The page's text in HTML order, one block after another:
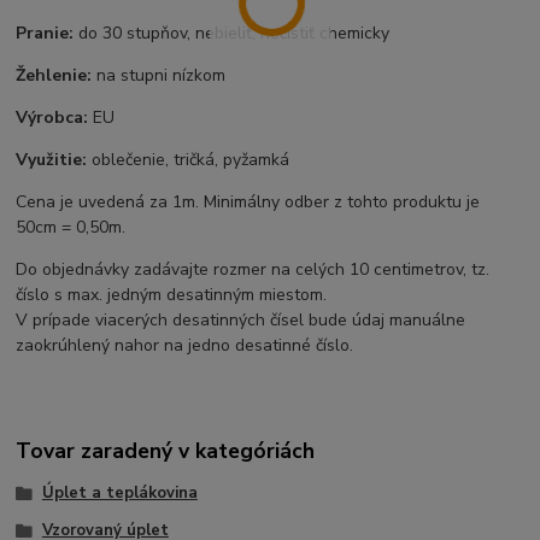
Pranie: do 30 stupňov, nebieliť, nečistiť chemicky
Žehlenie: na stupni nízkom
Výrobca: EU
Využitie: oblečenie, tričká, pyžamká
Cena je uvedená za 1m. Minimálny odber z tohto produktu je
50cm = 0,50m.
Do objednávky zadávajte rozmer na celých 10 centimetrov, tz.
číslo s max. jedným desatinným miestom.
V prípade viacerých desatinných čísel bude údaj manuálne
zaokrúhlený nahor na jedno desatinné číslo.
Tovar zaradený v kategóriách
Úplet a teplákovina
Vzorovaný úplet